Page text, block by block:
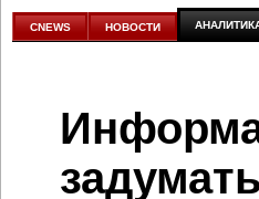
аналитике
CNEWS НОВОСТИ